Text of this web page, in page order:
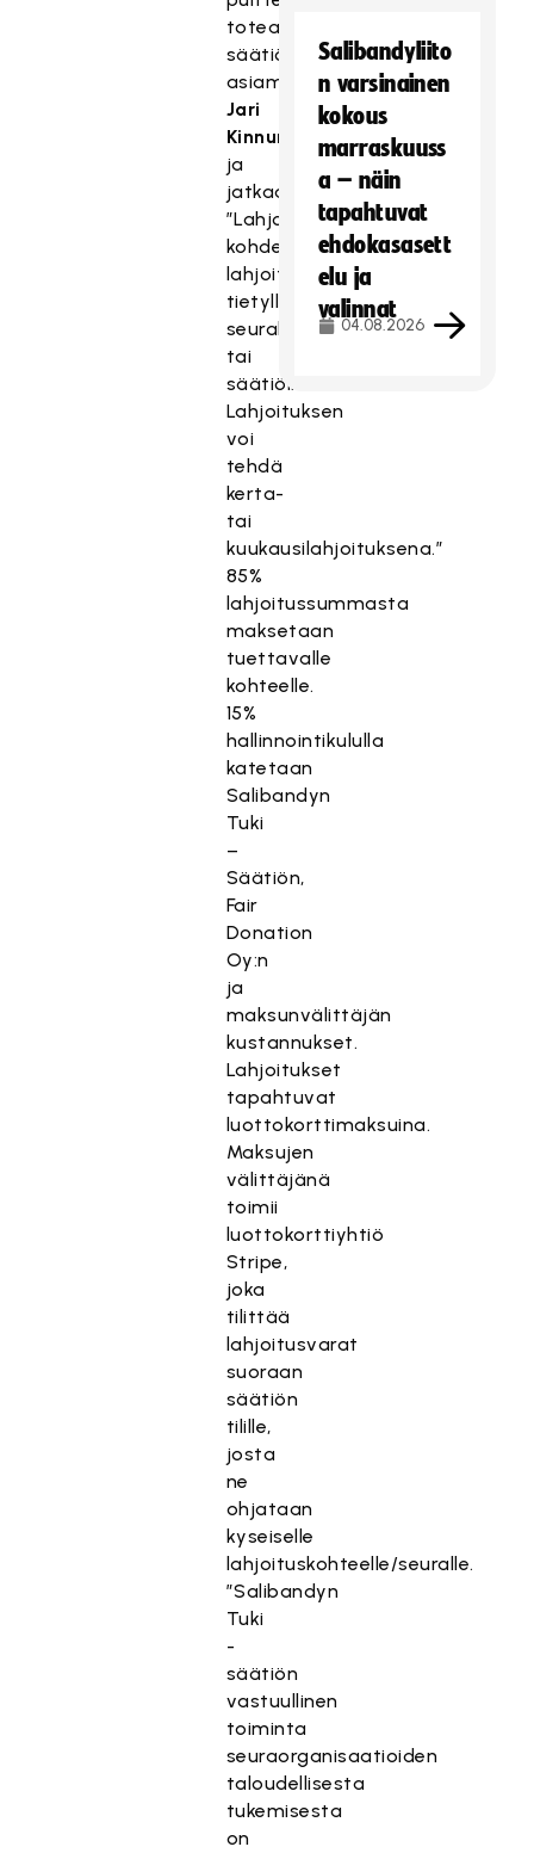
toteaa
säätiön
asiamies
Jari
Kinnunen
ja
jatkaa:
”Lahjoittaja
kohdentaa
lahjoituksensa
tietylle
seuralle
tai
säätiölle.
Lahjoituksen
voi
tehdä
kerta-
tai
kuukausilahjoituksena.”
85%
lahjoitussummasta
maksetaan
tuettavalle
kohteelle.
15%
hallinnointikululla
katetaan
Salibandyn
Tuki
–
Säätiön,
Fair
Donation
Oy:n
ja
maksunvälittäjän
kustannukset.
Lahjoitukset
tapahtuvat
luottokorttimaksuina.
Maksujen
välittäjänä
toimii
luottokorttiyhtiö
Stripe,
joka
tilittää
lahjoitusvarat
suoraan
säätiön
tilille,
josta
ne
ohjataan
kyseiselle
lahjoituskohteelle/seuralle.
”Salibandyn
Tuki
-
säätiön
vastuullinen
toiminta
seuraorganisaatioiden
taloudellisesta
tukemisesta
on
Salibandyliito
n varsinainen
kokous
marraskuuss
a – näin
tapahtuvat
ehdokasasett
elu ja
valinnat
04.08.2026